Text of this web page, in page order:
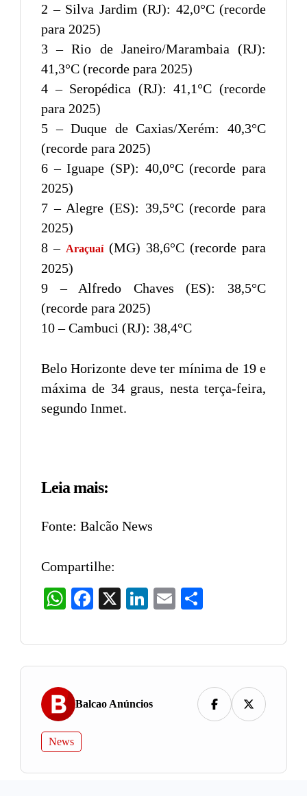
2 – Silva Jardim (RJ): 42,0°C (recorde
para 2025)
3 – Rio de Janeiro/Marambaia (RJ):
41,3°C (recorde para 2025)
4 – Seropédica (RJ): 41,1°C (recorde
para 2025)
5 – Duque de Caxias/Xerém: 40,3°C
(recorde para 2025)
6 – Iguape (SP): 40,0°C (recorde para
2025)
7 – Alegre (ES): 39,5°C (recorde para
2025)
8 – Araçuaí(MG) 38,6°C (recorde para
2025)
9 – Alfredo Chaves (ES): 38,5°C
(recorde para 2025)
10 – Cambuci (RJ): 38,4°C
Belo Horizonte deve ter mínima de 19 e
máxima de 34 graus, nesta terça-feira,
segundo Inmet.
Leia mais:
Fonte: Balcão News
Compartilhe:
WhatsAppFacebook LinkedIn
Email
Balcao Anúncios
News